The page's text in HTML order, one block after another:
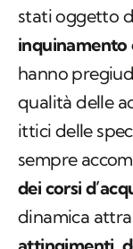
stati oggetto
inquinamento
hanno
qualità delle
ittici delle
sempre
dei corsi
dinamica